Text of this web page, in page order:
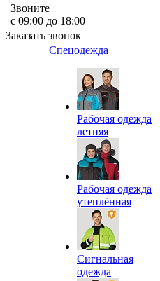
Звоните
с 09:00 до 18:00
Заказать звонок
Спецодежда
Рабочая одежда
летняя
Рабочая одежда
утеплённая
Сигнальная
одежда